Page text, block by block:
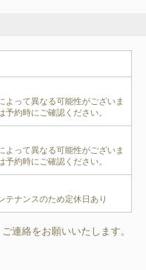
よって異なる可能性がございま
予約時にご確認ください。
よって異なる可能性がございま
予約時にご確認ください。
テナンスのため定休日あり
連絡をお願いいたします。